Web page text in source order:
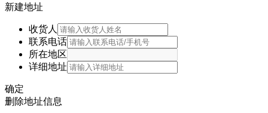
新建地址
收货人
联系电话
所在地区
详细地址
确定
删除地址信息